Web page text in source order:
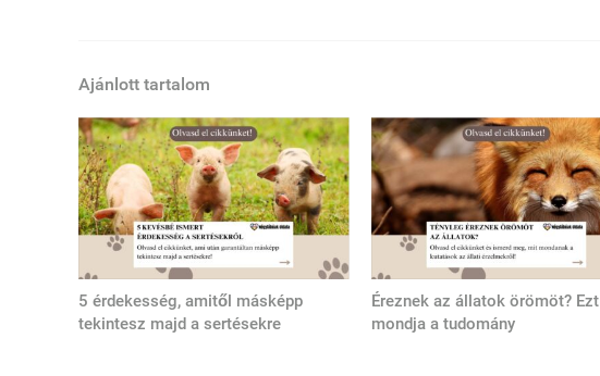
Ajánlott tartalom
5 érdekesség, amitől másképp
tekintesz majd a sertésekre
Éreznek az állatok örömöt? Ezt
mondja a tudomány